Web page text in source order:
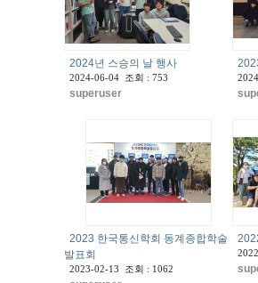
2024년 스승의 날 행사
2024-06-04 조회 : 753
superuser
2023 한국통신학회 동계종합학술
발표회
2023-02-13 조회 : 1062